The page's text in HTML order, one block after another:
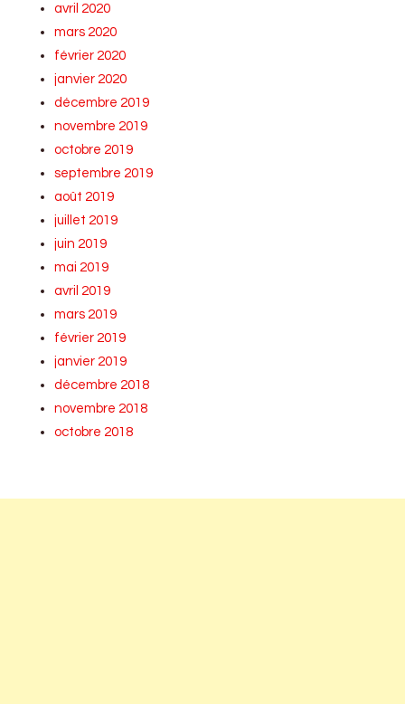
avril 2020
mars 2020
février 2020
janvier 2020
décembre 2019
novembre 2019
octobre 2019
septembre 2019
août 2019
juillet 2019
juin 2019
mai 2019
avril 2019
mars 2019
février 2019
janvier 2019
décembre 2018
novembre 2018
octobre 2018